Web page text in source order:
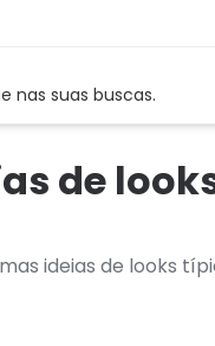
nas suas buscas.
de
ideias de looks